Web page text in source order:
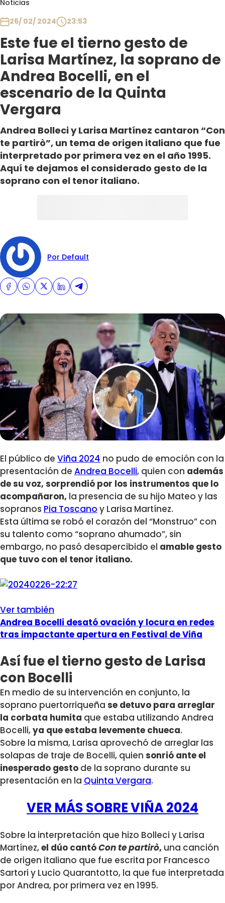
Noticias
26/ 02/ 2024
23:53
Este fue el tierno gesto de
Larisa Martínez, la soprano de
Andrea Bocelli, en el
escenario de la Quinta
Vergara
Andrea Bolleci y Larisa Martínez cantaron “Con
te partirò”, un tema de origen italiano que fue
interpretado por primera vez en el año 1995.
Aquí te dejamos el considerado gesto de la
soprano con el tenor italiano.
Por Default
El público de Viña 2024 no pudo de emoción con la
presentación de Andrea Bocelli, quien con además
de su voz, sorprendió por los instrumentos que lo
acompañaron, la presencia de su hijo Mateo y las
sopranos Pia Toscano y Larisa Martínez.
Esta última se robó el corazón del “Monstruo” con
su talento como “soprano ahumado”, sin
embargo, no pasó desapercibido el amable gesto
que tuvo con el tenor italiano.
Ver también
Andrea Bocelli desató ovación y locura en redes
tras impactante apertura en Festival de Viña
Así fue el tierno gesto de Larisa
con Bocelli
En medio de su intervención en conjunto, la
soprano puertorriqueña se detuvo para arreglar
la corbata humita que estaba utilizando Andrea
Bocelli,ya que estaba levemente chueca.
Sobre la misma, Larisa aprovechó de arreglar las
solapas de traje de Bocelli, quien sonrió ante el
inesperado gesto de la soprano durante su
presentación en la Quinta Vergara.
VER MÁS SOBRE VIÑA 2024
Sobre la interpretación que hizo Bolleci y Larisa
Martínez,el dúo cantóCon te partirò, una canción
de origen italiano que fue escrita por Francesco
Sartori y Lucio Quarantotto, la que fue interpretada
por Andrea, por primera vez en 1995.
Club De La Comedia
Contigo en Directo
Plan Perfecto
El Tiempo
Sabingo
Todos Los Programas